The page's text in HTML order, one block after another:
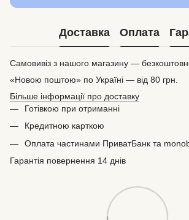
Доставка Оплата
Самовивіз з нашого магазину —
«Новою поштою» по Україні — від 80 грн.
Більше інформації про доставку
Готівкою при отриманні
Кредитною карткою
Оплата частинами ПриватБанк та
Гарантія повернення 14 днів